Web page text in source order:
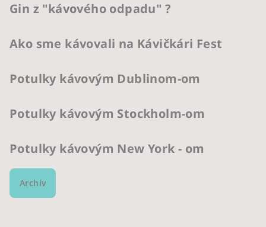
Gin z "kávového odpadu" ?
Ako sme kávovali na Kávičkári Fest
Potulky kávovým Dublinom-om
Potulky kávovým Stockholm-om
Potulky kávovým New York - om
Archív